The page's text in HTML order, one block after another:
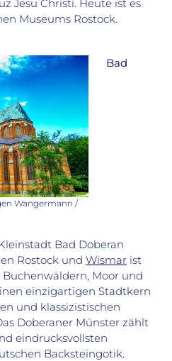
Jesu Christi. Heute ist es
Museums Rostock.
Wangermann /
Bad
Bad Doberan
Rostock und Wismarist
Moor und
einzigartigen Stadtkern
und klassizistischen
Doberaner Münster zählt
eindrucksvollsten
Backsteingotik.